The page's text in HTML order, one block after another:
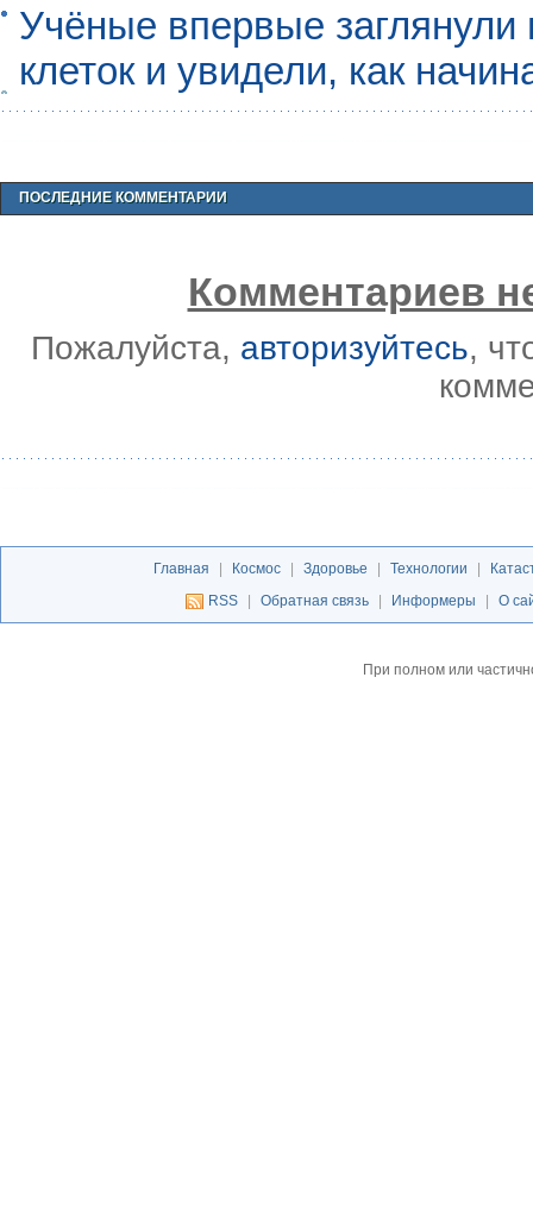
Учёные впервые
клеток и увидели, как
ПОСЛЕДНИЕ КОММЕНТАРИИ
Комментариев
Пожалуйста, авторизуйтесь,
Главная Космос Здоровье Технологии
RSS
Обратная связь Информеры О
При полном или